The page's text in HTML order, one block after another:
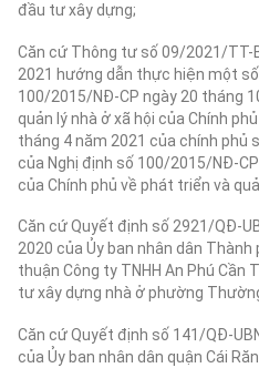
đầu tư xây dựng;
Căn cứ Thông tư số 09/2021/TT-
2021 hướng dẫn thực hiện một
100/2015/NĐ-CP ngày 20 tháng
quản lý nhà ở xã hội của Chính
tháng 4 năm 2021 của chính phủ
của Nghị định số 100/2015/NĐ-
của Chính phủ về phát triển và
Căn cứ Quyết định số 2921/QĐ-
2020 của Ủy ban nhân dân
thuận Công ty TNHH An Phú
tư xây dựng nhà ở phường
Căn cứ Quyết định số 141/QĐ-
của Ủy ban nhân dân quận Cái